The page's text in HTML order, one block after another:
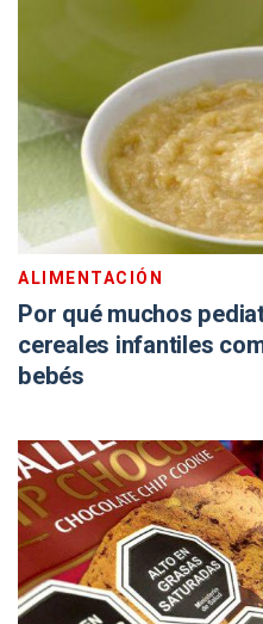
ALIMENTACIÓN
Por qué muchos
cereales infantiles
bebés